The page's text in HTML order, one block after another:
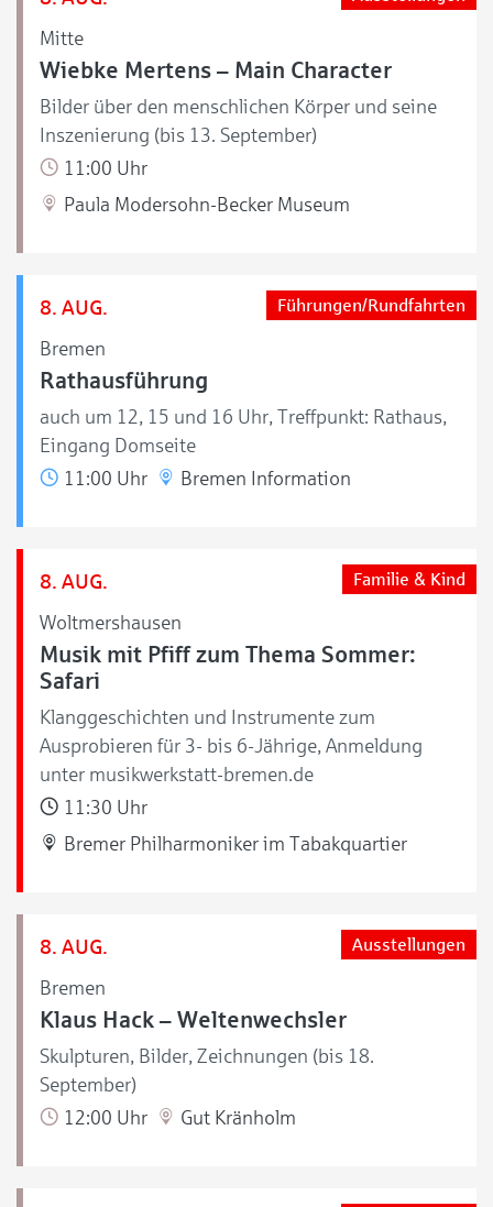
Mitte
Wiebke Mertens – Main Character
Bilder über den menschlichen Körper und seine
Inszenierung (bis 13. September)
11:00 Uhr
Paula Modersohn-Becker Museum
8. AUG.
Bremen
Führungen/Rundfahrten
Rathausführung
auch um 12, 15 und 16 Uhr, Treffpunkt: Rathaus,
Eingang Domseite
11:00 Uhr
Bremen Information
8. AUG.
Woltmershausen
Familie & Kind
Musik mit Pfiff zum Thema Sommer:
Safari
Klanggeschichten und Instrumente zum
Ausprobieren für 3- bis 6-Jährige, Anmeldung
unter musikwerkstatt-bremen.de
11:30 Uhr
Bremer Philharmoniker im Tabakquartier
8. AUG.
Bremen
Ausstellungen
Klaus Hack – Weltenwechsler
Skulpturen, Bilder, Zeichnungen (bis 18.
September)
12:00 Uhr
Gut Kränholm